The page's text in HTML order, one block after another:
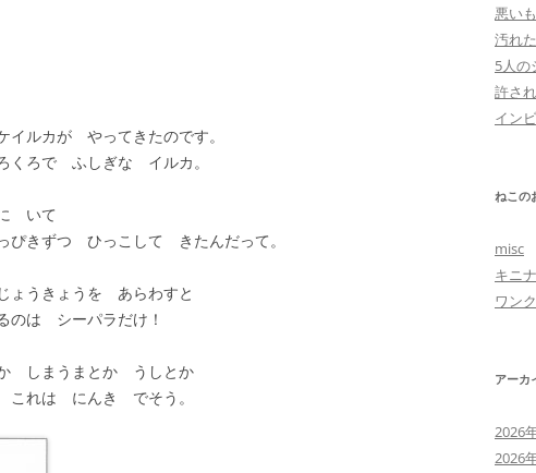
ルカが やってきたのです。
くろで ふしぎな イルカ。
いて
きずつ ひっこして きたんだって。
うきょうを あらわすと
は シーパラだけ！
しまうまとか うしとか
れは にんき でそう。
悪い
汚れ
5人の
許さ
イン
ねこの
misc
キニ
ワン
アーカ
2026
2026